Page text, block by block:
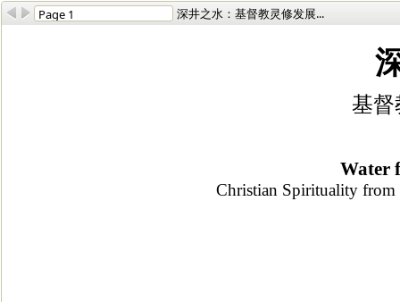
深井之水：基督教灵修发展...
基
Water
Christian Spirituality from